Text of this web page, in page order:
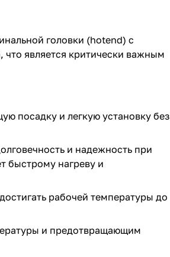
головки (hotend) с
является критически важным
посадку и легкую установку без
и надежность при
быстрому нагреву и
рабочей температуры до
и предотвращающим